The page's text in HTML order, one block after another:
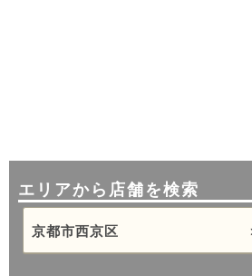
エリアから店舗を検索
京都市西京区